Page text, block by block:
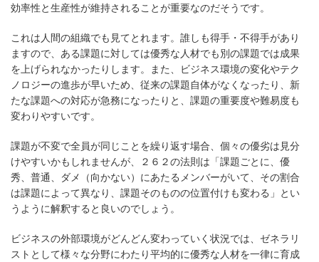
効率性と生産性が維持されることが重要なのだそうです。
これは人間の組織でも見てとれます。誰しも得手・不得手があり
ますので、ある課題に対しては優秀な人材でも別の課題では成果
を上げられなかったりします。また、ビジネス環境の変化やテク
ノロジーの進歩が早いため、従来の課題自体がなくなったり、新
たな課題への対応が急務になったりと、課題の重要度や難易度も
変わりやすいです。
課題が不変で全員が同じことを繰り返す場合、個々の優劣は見分
けやすいかもしれませんが、２６２の法則は「課題ごとに、優
秀、普通、ダメ（向かない）にあたるメンバーがいて、その割合
は課題によって異なり、課題そのものの位置付けも変わる」とい
うように解釈すると良いのでしょう。
ビジネスの外部環境がどんどん変わっていく状況では、ゼネラリ
ストとして様々な分野にわたり平均的に優秀な人材を一律に育成